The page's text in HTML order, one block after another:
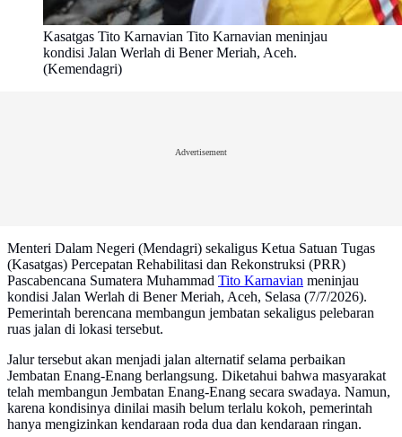
Kasatgas Tito Karnavian Tito Karnavian meninjau
kondisi Jalan Werlah di Bener Meriah, Aceh.
(Kemendagri)
Advertisement
Menteri Dalam Negeri (Mendagri) sekaligus Ketua Satuan Tugas
(Kasatgas) Percepatan Rehabilitasi dan Rekonstruksi (PRR)
Pascabencana Sumatera Muhammad Tito Karnavian meninjau
kondisi Jalan Werlah di Bener Meriah, Aceh, Selasa (7/7/2026).
Pemerintah berencana membangun jembatan sekaligus pelebaran
ruas jalan di lokasi tersebut.
Jalur tersebut akan menjadi jalan alternatif selama perbaikan
Jembatan Enang-Enang berlangsung. Diketahui bahwa masyarakat
telah membangun Jembatan Enang-Enang secara swadaya. Namun,
karena kondisinya dinilai masih belum terlalu kokoh, pemerintah
hanya mengizinkan kendaraan roda dua dan kendaraan ringan.